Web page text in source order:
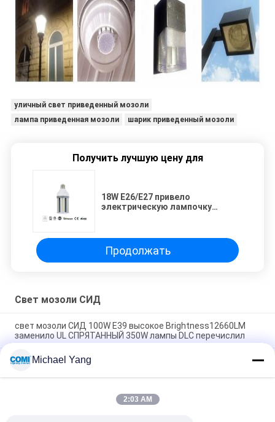
уличный свет приведенный мозоли
лампа приведенная мозоли
шарик приведенный мозоли
Получить лучшую цену для
18W E26/E27 привело
электрическую лампочку
Продолжать
Свет мозоли СИД
свет мозоли СИД 100W E39 высокое Brightness12660LM
заменило UL СПРЯТАННЫЙ 350W лампы DLC перечислил
шарик мозоли СИД 120W E39 Samsung, уличный свет
85 - Свет мозоли СИД 265VAC Dimmable, лампа
штепсельной вилки СИД CRI 80 для замены 70W/лампы
Michael Yang
2:03 AM